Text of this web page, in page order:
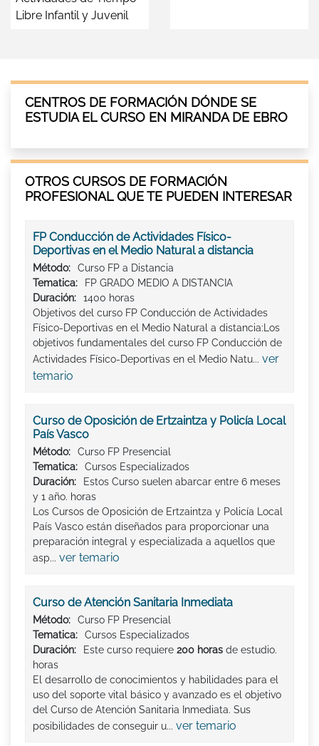
Libre Infantil y Juvenil
CENTROS DE FORMACIÓN DÓNDE SE
ESTUDIA EL CURSO EN MIRANDA DE EBRO
OTROS CURSOS DE FORMACIÓN
PROFESIONAL QUE TE PUEDEN INTERESAR
FP Conducción de Actividades Físico-
Deportivas en el Medio Natural a distancia
Método:
Curso FP a Distancia
Tematica:
FP GRADO MEDIO A DISTANCIA
Duración:
1400 horas
Objetivos del curso FP Conducción de Actividades
Físico-Deportivas en el Medio Natural a distancia:Los
objetivos fundamentales del curso FP Conducción de
Actividades Físico-Deportivas en el Medio Natu... ver
temario
Curso de Oposición de Ertzaintza y Policía Local
País Vasco
Método:
Curso FP Presencial
Tematica:
Cursos Especializados
Duración:
Estos Curso suelen abarcar entre 6 meses
y 1 año. horas
Los Cursos de Oposición de Ertzaintza y Policía Local
País Vasco están diseñados para proporcionar una
preparación integral y especializada a aquellos que
asp... ver temario
Curso de Atención Sanitaria Inmediata
Método:
Curso FP Presencial
Tematica:
Cursos Especializados
Duración:
Este curso requiere 200 horas de estudio.
horas
El desarrollo de conocimientos y habilidades para el
uso del soporte vital básico y avanzado es el objetivo
del Curso de Atención Sanitaria Inmediata. Sus
posibilidades de conseguir u... ver temario